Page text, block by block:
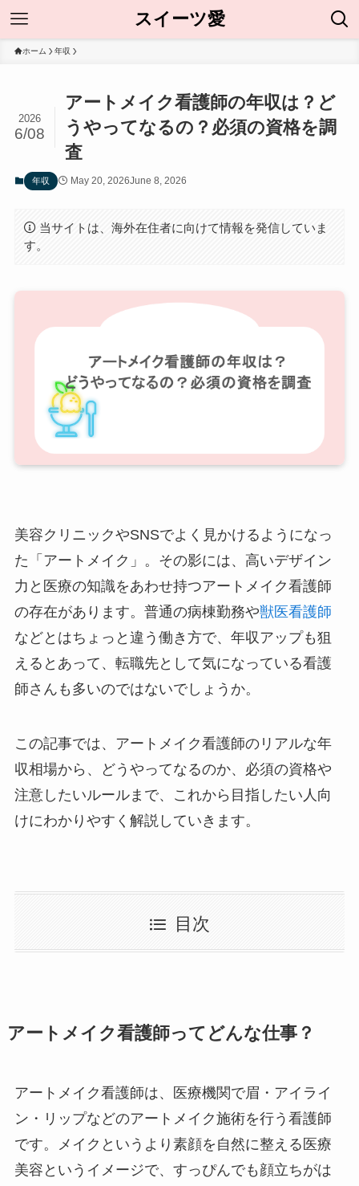
スイーツ愛
ホーム 年収
アートメイク看護師の年収は？ど
うやってなるの？必須の資格を調
査
2026
6/08
年収 May 20, 2026June 8, 2026
当サイトは、海外在住者に向けて情報を発信していま
す。
美容クリニックやSNSでよく見かけるようになっ
た「アートメイク」。その影には、高いデザイン
力と医療の知識をあわせ持つアートメイク看護師
の存在があります。普通の病棟勤務や獣医看護師
などとはちょっと違う働き方で、年収アップも狙
えるとあって、転職先として気になっている看護
師さんも多いのではないでしょうか。
この記事では、アートメイク看護師のリアルな年
収相場から、どうやってなるのか、必須の資格や
注意したいルールまで、これから目指したい人向
けにわかりやすく解説していきます。
目次
アートメイク看護師ってどんな仕事？
アートメイク看護師は、医療機関で眉・アイライ
ン・リップなどのアートメイク施術を行う看護師
です。メイクというより素顔を自然に整える医療
美容というイメージで、すっぴんでも顔立ちがは